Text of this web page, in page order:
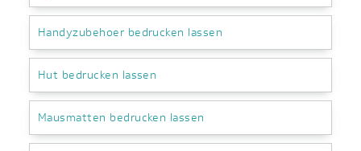
Handyzubehoer bedrucken lassen
Hut bedrucken lassen
Mausmatten bedrucken lassen